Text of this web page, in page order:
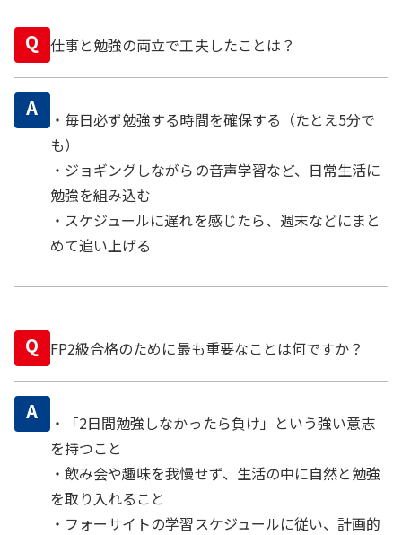
Q 仕事と勉強の両立で工夫したことは？
A
・毎日必ず勉強する時間を確保する（たとえ5分で
も）
・ジョギングしながらの音声学習など、日常生活に
勉強を組み込む
・スケジュールに遅れを感じたら、週末などにまと
めて追い上げる
Q FP2級合格のために最も重要なことは何ですか？
A
・「2日間勉強しなかったら負け」という強い意志
を持つこと
・飲み会や趣味を我慢せず、生活の中に自然と勉強
を取り入れること
・フォーサイトの学習スケジュールに従い、計画的